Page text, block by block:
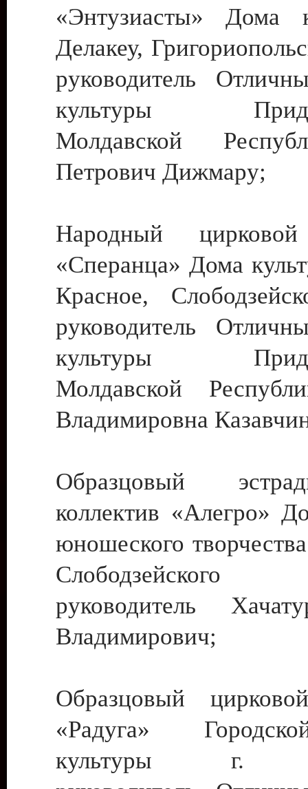
«Энтузиасты» Дома
Делакеу,
руководитель
культуры
Молдавской
Петрович Дижмару;
Народный цирковой
«Сперанца» Дома
Красное,
руководитель
культуры
Молдавской
Владимировна
Образцовый
коллектив «Алегро»
юношеского
руководитель
Владимирович;
Образцовый
«Радуга»
культуры г.